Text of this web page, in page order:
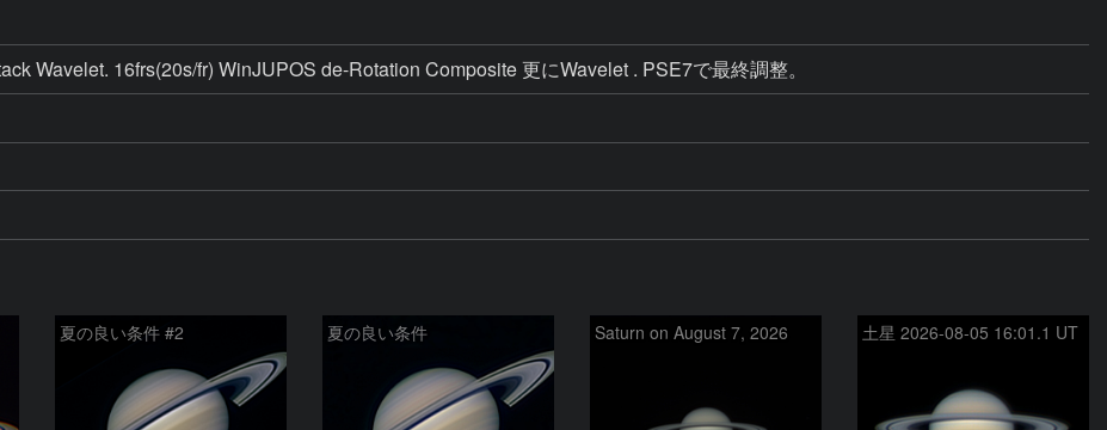
Wavelet. 16frs(20s/fr) WinJUPOS de-Rotation Composite 更にWavelet . PSE7で最終調整。
夏の良い条件 #2 夏の良い条件 Saturn on August 7, 2026 土星 2026-08-05 16:01.1 UT